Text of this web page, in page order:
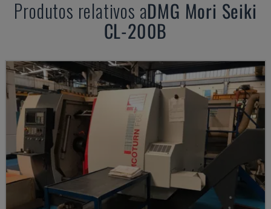
Produtos relativos aDMG Mori Seiki
CL-200B